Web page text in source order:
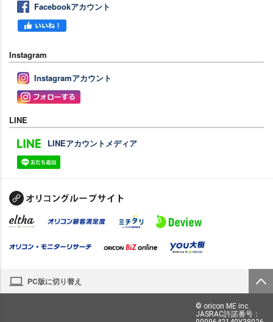
Facebookアカウント
Instagram
Instagramアカウント
LINE
LINEアカウントメディア
PC版に切り替え
© oricon ME inc.
JASRAC許諾番号：